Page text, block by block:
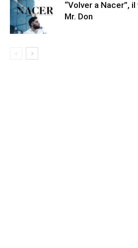
“Volver a Nacer”,
Mr. Don